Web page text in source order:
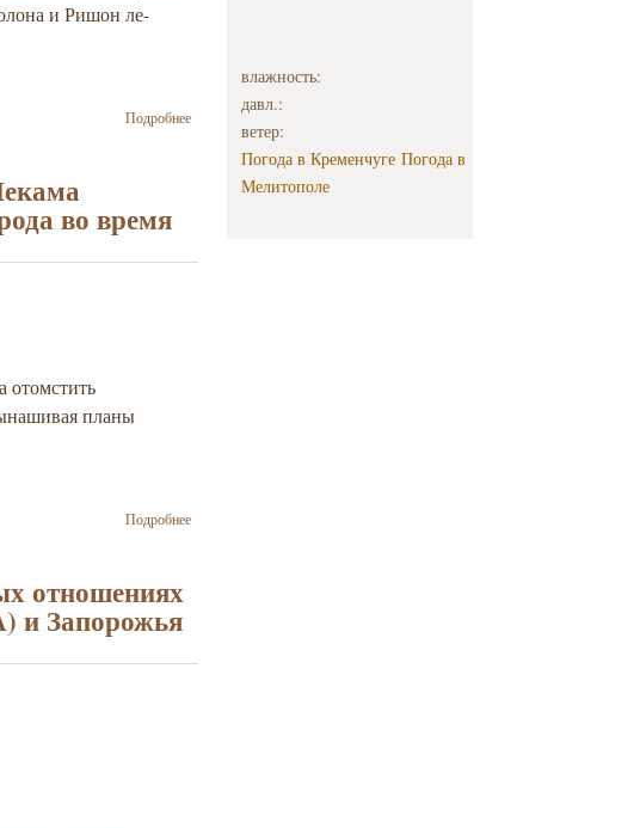
и Ришон ле-
Подробнеео Ночных рейсов
для хасидов,
направляющихся
в Умань, больше
во время
отомстить
планы
Подробнеео Око за
за геноцид
отношениях
и Запорожья
влажность:
давл.:
ветер:
Погода в Кременчуге Погода в
Мелитополе